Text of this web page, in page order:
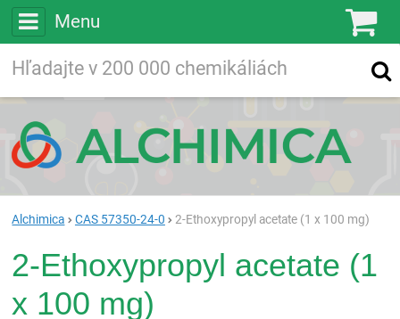
Menu
Vyhľadávanie
Alchimica CAS 57350-24-0 2-Ethoxypropyl acetate (1 x 100 mg)
2-Ethoxypropyl acetate (1
x 100 mg)